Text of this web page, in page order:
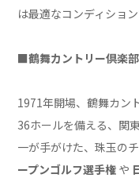
は最適なコンディション
■鶴舞カントリー倶楽部
1971年開場、鶴舞カン
36ホールを備える、関
一が手がけた、珠玉の
ープンゴルフ選手権 や